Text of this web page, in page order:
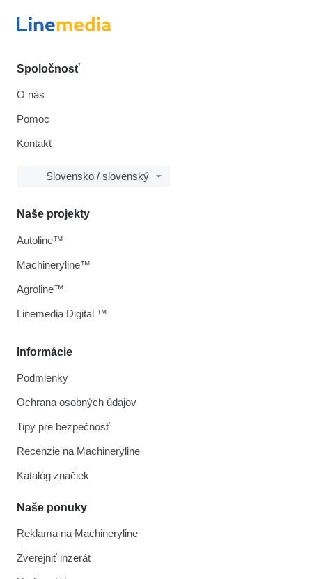
Spoločnosť
O nás
Pomoc
Kontakt
Slovensko / slovenský
Informácie
Podmienky
Ochrana osobných údajov
Tipy pre bezpečnosť
Recenzie na Machineryline
Katalóg značiek
Naše ponuky
Reklama na Machineryline
Zverejniť inzerát
Naše projekty
Autoline™
Machineryline™
Agroline™
Linemedia Digital ™